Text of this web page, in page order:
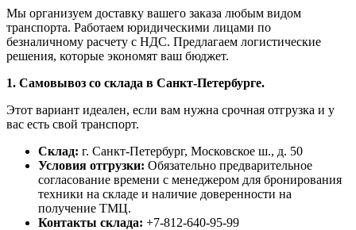
Мы организуем доставку вашего заказа любым видом
транспорта. Работаем юридическими лицами по
безналичному расчету с НДС. Предлагаем логистические
решения, которые экономят ваш бюджет.
1. Самовывоз со склада в Санкт-Петербурге.
Этот вариант идеален, если вам нужна срочная отгрузка и у
вас есть свой транспорт.
Склад: г. Санкт-Петербург, Московское ш., д. 50
Условия отгрузки: Обязательно предварительное
согласование времени с менеджером для бронирования
техники на складе и наличие доверенности на
получение ТМЦ.
Контакты склада: +7-812-640-95-99